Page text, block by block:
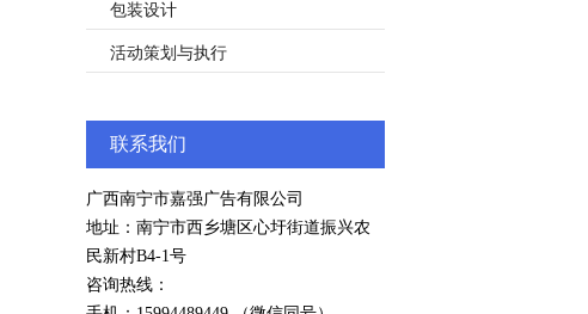
包装设计
活动策划与执行
联系我们
广西南宁市嘉强广告有限公司
地址：南宁市西乡塘区心圩街道振兴农
民新村B4-1号
咨询热线：